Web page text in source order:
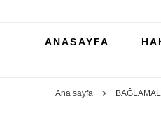
ANASAYFA
Ana sayfa